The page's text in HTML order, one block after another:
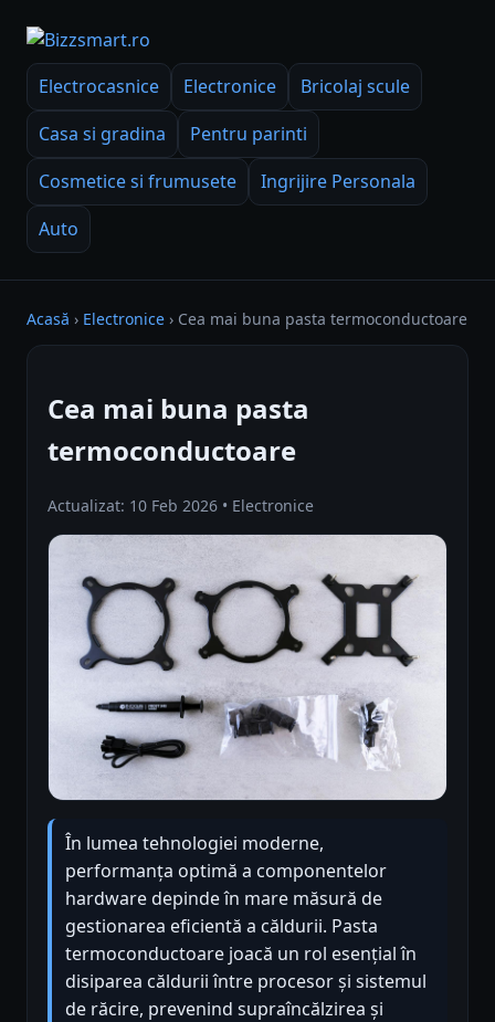
Electrocasnice Electronice
Bricolaj scule
Casa si gradina
Pentru parinti
Cosmetice si frumusete
Ingrijire Personala
Auto
Acasă › Electronice › Cea mai buna pasta termoconductoare
Cea mai buna pasta
termoconductoare
Actualizat: 10 Feb 2026 • Electronice
În lumea tehnologiei moderne,
performanța optimă a componentelor
hardware depinde în mare măsură de
gestionarea eficientă a căldurii. Pasta
termoconductoare joacă un rol esențial în
disiparea căldurii între procesor și sistemul
de răcire, prevenind supraîncălzirea și